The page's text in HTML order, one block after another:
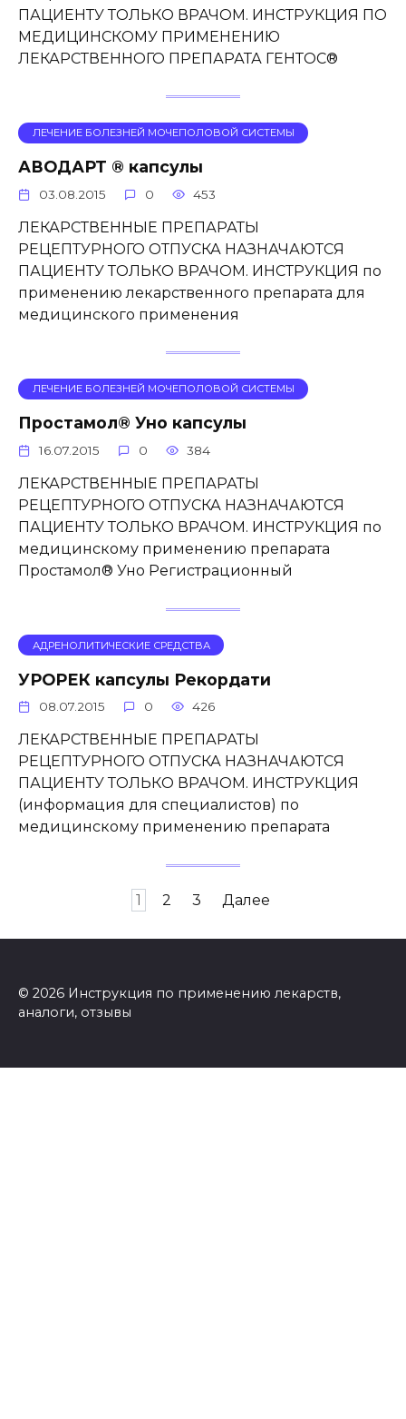
ПАЦИЕНТУ ТОЛЬКО ВРАЧОМ. ИНСТРУКЦИЯ ПО
МЕДИЦИНСКОМУ ПРИМЕНЕНИЮ
ЛЕКАРСТВЕННОГО ПРЕПАРАТА ГЕНТОС®
ЛЕЧЕНИЕ БОЛЕЗНЕЙ МОЧЕПОЛОВОЙ СИСТЕМЫ
АВОДАРТ ® капсулы
03.08.2015 0 453
ЛЕКАРСТВЕННЫЕ ПРЕПАРАТЫ
РЕЦЕПТУРНОГО ОТПУСКА НАЗНАЧАЮТСЯ
ПАЦИЕНТУ ТОЛЬКО ВРАЧОМ. ИНСТРУКЦИЯ по
применению лекарственного препарата для
медицинского применения
ЛЕЧЕНИЕ БОЛЕЗНЕЙ МОЧЕПОЛОВОЙ СИСТЕМЫ
Простамол® Уно капсулы
16.07.2015 0 384
ЛЕКАРСТВЕННЫЕ ПРЕПАРАТЫ
РЕЦЕПТУРНОГО ОТПУСКА НАЗНАЧАЮТСЯ
ПАЦИЕНТУ ТОЛЬКО ВРАЧОМ. ИНСТРУКЦИЯ по
медицинскому применению препарата
Простамол® Уно Регистрационный
АДРЕНОЛИТИЧЕСКИЕ СРЕДСТВА
УРОРЕК капсулы Рекордати
08.07.2015 0 426
ЛЕКАРСТВЕННЫЕ ПРЕПАРАТЫ
РЕЦЕПТУРНОГО ОТПУСКА НАЗНАЧАЮТСЯ
ПАЦИЕНТУ ТОЛЬКО ВРАЧОМ. ИНСТРУКЦИЯ
(информация для специалистов) по
медицинскому применению препарата
1 2 3 Далее
© 2026 Инструкция по применению лекарств,
аналоги, отзывы